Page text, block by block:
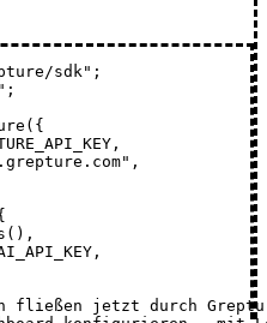
sdk";
fließen jetzt durch